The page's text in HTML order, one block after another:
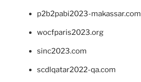
p2b2pabi2023-makassar.com
wocfparis2023.org
sinc2023.com
scdlqatar2022-qa.com